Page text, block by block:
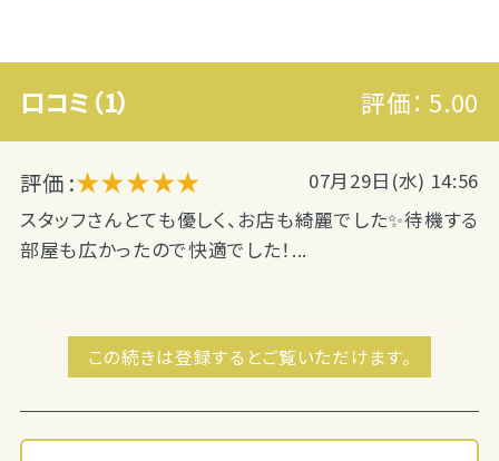
口コミ（1） 評価： 5.00
評価 :★★★★★
07月29日(水) 14:56
スタッフさんとても優しく、お店も綺麗でした✨待機する
部屋も広かったので快適でした！...
この続きは登録するとご覧いただけます。